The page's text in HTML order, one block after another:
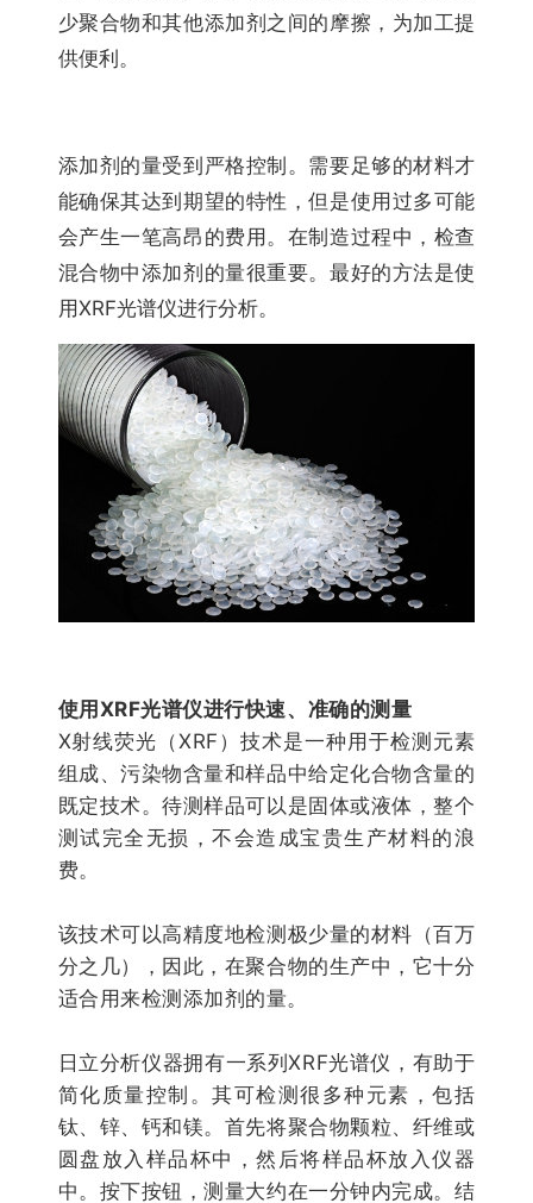
少聚合物和其他添加剂之间的摩擦，为加工提
供便利。
添加剂的量受到严格控制。需要足够的材料才
能确保其达到期望的特性，但是使用过多可能
会产生一笔高昂的费用。在制造过程中，检查
混合物中添加剂的量很重要。最好的方法是使
用XRF光谱仪进行分析。
使用XRF光谱仪进行快速、准确的测量
X射线荧光（XRF）技术是一种用于检测元素
组成、污染物含量和样品中给定化合物含量的
既定技术。待测样品可以是固体或液体，整个
测试完全无损，不会造成宝贵生产材料的浪
费。
该技术可以高精度地检测极少量的材料（百万
分之几），因此，在聚合物的生产中，它十分
适合用来检测添加剂的量。
日立分析仪器拥有一系列XRF光谱仪，有助于
简化质量控制。其可检测很多种元素，包括
钛、锌、钙和镁。首先将聚合物颗粒、纤维或
圆盘放入样品杯中，然后将样品杯放入仪器
中。按下按钮，测量大约在一分钟内完成。结